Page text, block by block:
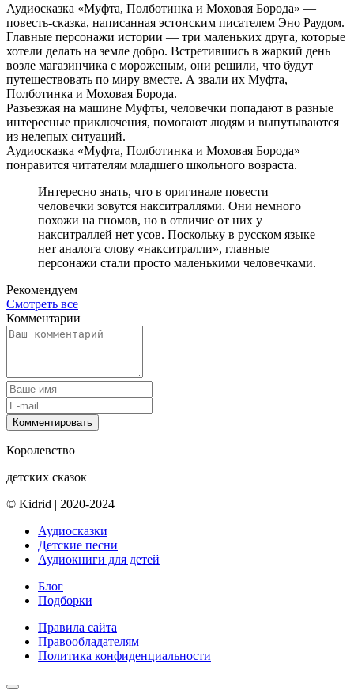
Аудиосказка «Муфта, Полботинка и Моховая Борода» —
повесть-сказка, написанная эстонским писателем Эно Раудом.
Главные персонажи истории — три маленьких друга, которые
хотели делать на земле добро. Встретившись в жаркий день
возле магазинчика с мороженым, они решили, что будут
путешествовать по миру вместе. А звали их Муфта,
Полботинка и Моховая Борода.
Разъезжая на машине Муфты, человечки попадают в разные
интересные приключения, помогают людям и выпутываются
из нелепых ситуаций.
Аудиосказка «Муфта, Полботинка и Моховая Борода»
понравится читателям младшего школьного возраста.
Интересно знать, что в оригинале повести
человечки зовутся накситраллями. Они немного
похожи на гномов, но в отличие от них у
накситраллей нет усов. Поскольку в русском языке
нет аналога слову «накситралли», главные
персонажи стали просто маленькими человечками.
Рекомендуем
Смотреть все
Комментарии
Комментировать
Королевство
детских сказок
© Kidrid | 2020-2024
Аудиосказки
Детские песни
Аудиокниги для детей
Блог
Подборки
Правила сайта
Правообладателям
Политика конфиденциальности